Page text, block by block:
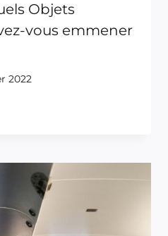
Objets
vous emmener
2022